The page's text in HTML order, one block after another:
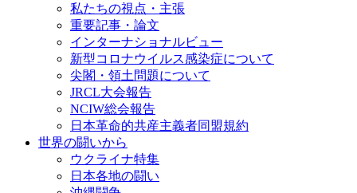
私たちの視点・主張
重要記事・論文
インターナショナルビュー
新型コロナウイルス感染症について
尖閣・領土問題について
JRCL大会報告
NCIW総会報告
日本革命的共産主義者同盟規約
世界の闘いから
ウクライナ特集
日本各地の闘い